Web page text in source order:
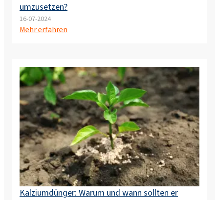
umzusetzen?
16-07-2024
Mehr erfahren
Kalziumdünger: Warum und wann sollten er